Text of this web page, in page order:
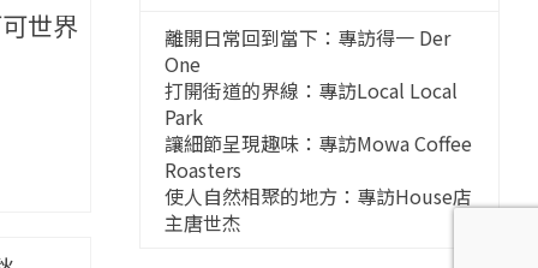
世界
離開日常回到當下：專訪得一 Der
One
打開街道的界線：專訪Local Local
Park
讓細節呈現趣味：專訪Mowa Coffee
Roasters
使人自然相聚的地方：專訪House店
主唐世杰